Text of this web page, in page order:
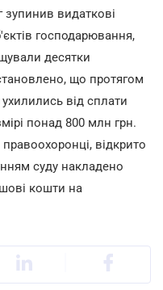
видаткові
господарювання,
десятки
що протягом
від сплати
понад 800 млн грн.
відкрито
суду накладено
кошти на